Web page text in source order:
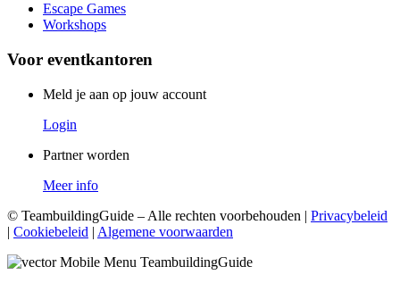
Escape Games
Workshops
Voor eventkantoren
Meld je aan op jouw account
Login
Partner worden
Meer info
© TeambuildingGuide – Alle rechten voorbehouden | Privacybeleid
| Cookiebeleid | Algemene voorwaarden